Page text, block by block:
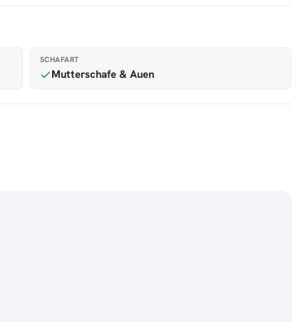
SCHAFART
Mutterschafe & Auen